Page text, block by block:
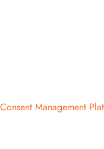
Consent Management